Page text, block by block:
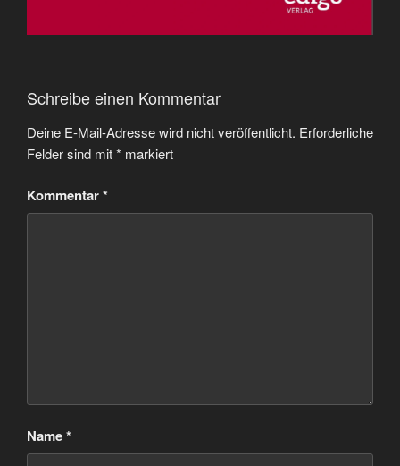
Schreibe einen Kommentar
Deine E-Mail-Adresse wird nicht veröffentlicht. Erforderliche
Felder sind mit* markiert
Kommentar*
Name*